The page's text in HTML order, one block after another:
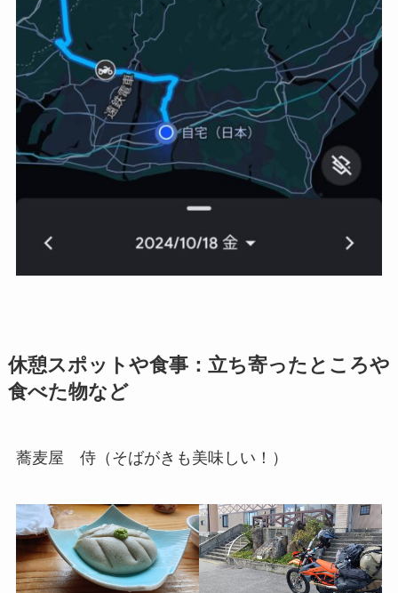
休憩スポットや食事：立ち寄ったところや
食べた物など
蕎麦屋 侍（そばがきも美味しい！）